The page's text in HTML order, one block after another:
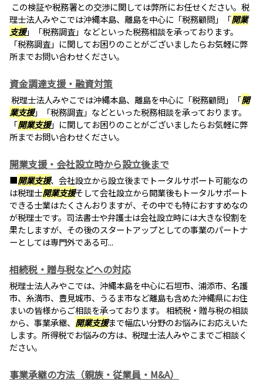
この検証や税務署との交渉に関しては弊所にお任せください。税
理士法人みやこでは沖縄本島、離島を中心に「税務顧問」「開業
支援」「税務調査」などといった税務相談を承っております。
「税務調査」に関してお困りのことがございましたらお気軽に弊
所までお問い合わせください。
資金調達支援・融資対策
税理士法人みやこでは沖縄本島、離島を中心に「税務顧問」「開
業支援」「税務調査」などといった税務相談を承っております。
「開業支援」に関してお困りのことがございましたらお気軽に弊
所までお問い合わせください。
開業支援・会社設立時から設立後まで
■開業支援、会社設立から設立後までトータルサポート可能なの
は税理士開業支援そして会社設立から開業後もトータルサポート
できる士業はたくさんおりますが、その中でも特におすすめなの
が税理士です。司法書士や弁護士は会社設立時には大きな役割を
果たしますが、その後のスタートアップとしての事業のパートナ
ーとしては専門外である可...
相続税・贈与税などへの対応
税理士法人みやこでは、沖縄本島を中心に石垣市、浦添市、名護
市、糸満市、豊見城市、うるま市など離島も含めた沖縄県にお住
まいの皆様からご相談を承っております。 相続税・贈与税の相談
から、事業承継、 開業支援まで幅広い分野のお悩みにお応えいた
します。所得税でお悩みの方は、税理士法人みやこまでご相談く
ださい。
事業承継の方法（親族・従業員・M&A）